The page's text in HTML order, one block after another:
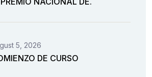
5, 2026
DE CURSO